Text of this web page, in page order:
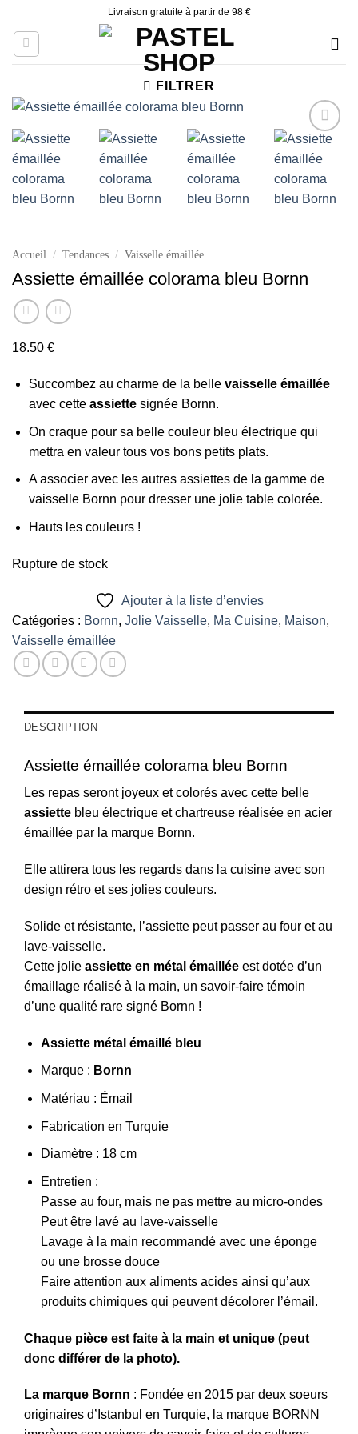
content
Livraison gratuite à partir de 98 €
FILTRER
Ajouter
à la liste
d’envies
Accueil / Tendances / Vaisselle émaillée
Assiette émaillée colorama bleu Bornn
18.50 €
Succombez au charme de la belle vaisselle émaillée
avec cetteassiette signée Bornn.
On craque pour sa belle couleur bleu électrique qui
mettra en valeur tous vos bons petits plats.
A associer avec les autres assiettes de la gamme de
vaisselle Bornn pour dresser une jolie table colorée.
Hauts les couleurs !
Rupture de stock
Ajouter à la liste d’envies
Catégories : Bornn, Jolie Vaisselle, Ma Cuisine, Maison,
Vaisselle émaillée
DESCRIPTION
Assiette émaillée colorama bleu Bornn
Les repas seront joyeux et colorés avec cette belle
assiette bleu électrique et chartreuse réalisée en acier
émaillée par la marque Bornn.
Elle attirera tous les regards dans la cuisine avec son
design rétro et ses jolies couleurs.
Solide et résistante, l’assiette peut passer au four et au
lave-vaisselle.
Cette jolie assiette en métal émaillée est dotée d’un
émaillage réalisé à la main, un savoir-faire témoin
d’une qualité rare signé Bornn !
Assiette métal émaillé bleu
Marque : Bornn
Matériau : Émail
Fabrication en Turquie
Diamètre : 18 cm
Entretien :
Passe au four, mais ne pas mettre au micro-ondes
Peut être lavé au lave-vaisselle
Lavage à la main recommandé avec une éponge
ou une brosse douce
Faire attention aux aliments acides ainsi qu’aux
produits chimiques qui peuvent décolorer l’émail.
Chaque pièce est faite à la main et unique (peut
donc différer de la photo).
La marque Bornn : Fondée en 2015 par deux soeurs
originaires d’Istanbul en Turquie, la marque BORNN